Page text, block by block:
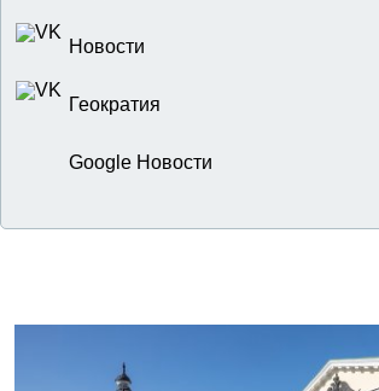
Новости
Геократия
Google Новости